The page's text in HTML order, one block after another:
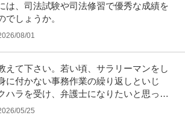
は、司法試験や司法修習で優秀な成績を
でしょうか。
08/01
えて下さい。若い頃、サラリーマンをし
に付かない事務作業の繰り返しといじ
ハラを受け、弁護士になりたいと思った
05/25